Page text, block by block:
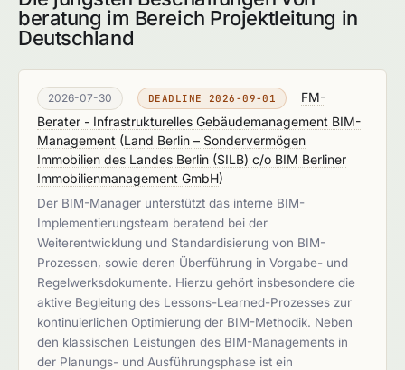
beratung im Bereich Projektleitung in
Deutschland
2026-07-30 DEADLINE 2026-09-01
FM-
Berater - Infrastrukturelles Gebäudemanagement BIM-
Management (Land Berlin – Sondervermögen
Immobilien des Landes Berlin (SILB) c/o BIM Berliner
Immobilienmanagement GmbH)
Der BIM-Manager unterstützt das interne BIM-
Implementierungsteam beratend bei der
Weiterentwicklung und Standardisierung von BIM-
Prozessen, sowie deren Überführung in Vorgabe- und
Regelwerksdokumente. Hierzu gehört insbesondere die
aktive Begleitung des Lessons-Learned-Prozesses zur
kontinuierlichen Optimierung der BIM-Methodik. Neben
den klassischen Leistungen des BIM-Managements in
der Planungs- und Ausführungsphase ist ein